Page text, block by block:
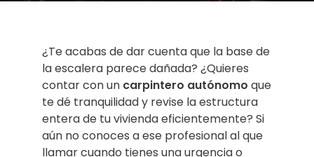
¿Te acabas de dar cuenta que la base de
la escalera parece dañada? ¿Quieres
contar con un carpintero autónomo que
te dé tranquilidad y revise la estructura
entera de tu vivienda eficientemente? Si
aún no conoces a ese profesional al que
llamar cuando tienes una urgencia o